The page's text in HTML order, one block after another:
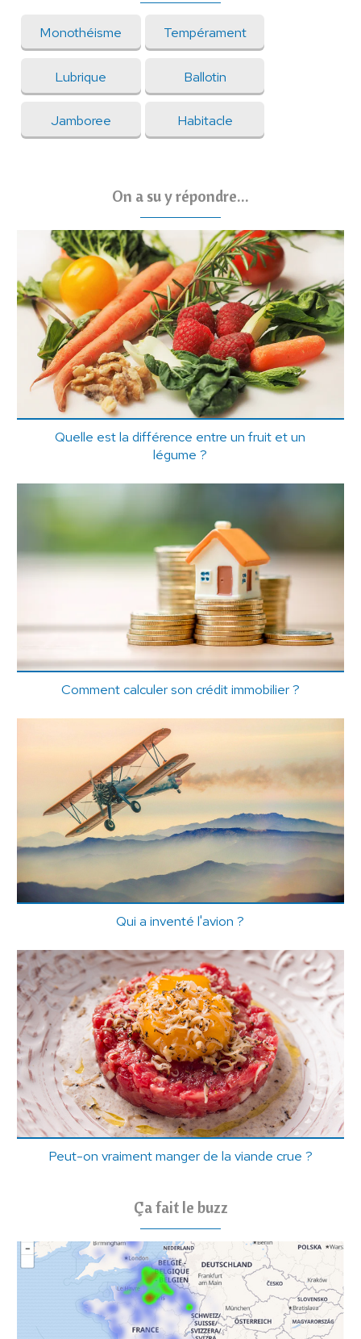
Monothéisme Tempérament
Lubrique Ballotin
Jamboree Habitacle
On a su y répondre...
Quelle est la différence entre un fruit et un
légume ?
Comment calculer son crédit immobilier ?
Qui a inventé l'avion ?
Peut-on vraiment manger de la viande crue ?
Ça fait le buzz